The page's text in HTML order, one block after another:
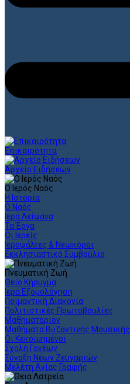
Επικαιρότητα
Αρχείο Ειδήσεων
Ο Ιερός Ναός
Η Ιστορία
Ο Ναός
Ιερά Λείψανα
Τα Έργα
Οι Ιερείς
Ιεροψάλτες & Νεωκόροι
Εκκλησιαστικό Συμβούλιο
Πνευματική Ζωή
Θείο Κήρυγμα
Ιερά Εξομολόγηση
Ποιμαντική Διακονία
Πολιτιστικές Πρωτοβουλίες
Μαθηματάριον
Μαθήματα Βυζαντινής Μουσικής
Οι Κεκοιμημένοι
Σχολή Γονέων
Σύναξη Νέων Ζευγαριών
Μελέτη Αγίας Γραφής